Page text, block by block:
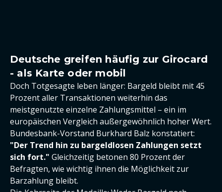
Deutsche greifen häufig zur Girocard
- als Karte oder mobil
Doch Totgesagte leben länger: Bargeld bleibt mit 45
Prozent aller Transaktionen weiterhin das
meistgenutzte einzelne Zahlungsmittel – ein im
europäischen Vergleich außergewöhnlich hoher Wert.
Bundesbank-Vorstand Burkhard Balz konstatiert:
"Der Trend hin zu bargeldlosen Zahlungen setzt
sich fort." Gleichzeitig betonen 80 Prozent der
Befragten, wie wichtig ihnen die Möglichkeit zur
Barzahlung bleibt.